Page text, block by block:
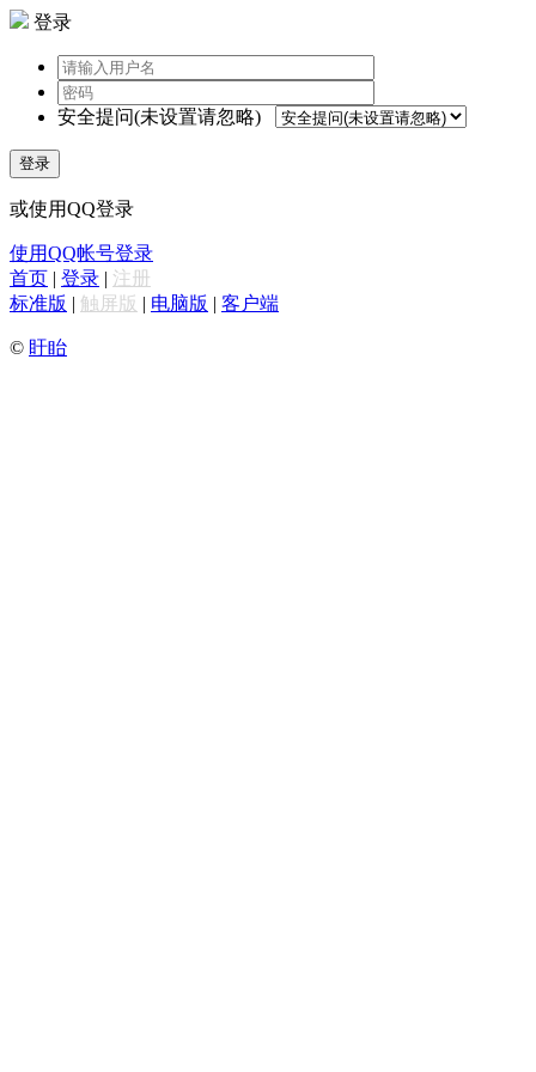
登录
安全提问(未设置请忽略)
登录
或使用QQ登录
使用QQ帐号登录
首页 | 登录 | 注册
标准版 | 触屏版 | 电脑版 | 客户端
© 盱眙